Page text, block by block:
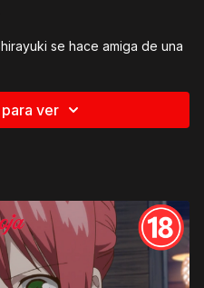
se hace amiga de una
¿Puede Shirayuki
ver